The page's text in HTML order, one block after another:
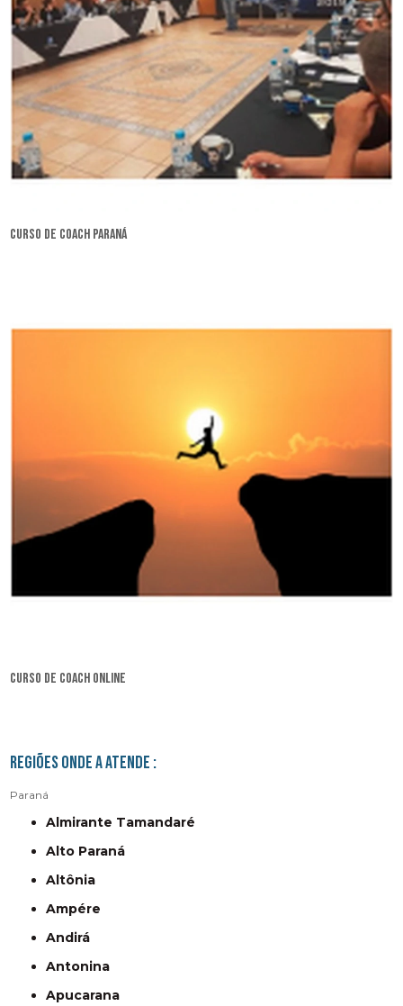
curso de coach Paraná
curso de coach online
Regiões onde a atende :
Paraná
Almirante Tamandaré
Alto Paraná
Altônia
Ampére
Andirá
Antonina
Apucarana